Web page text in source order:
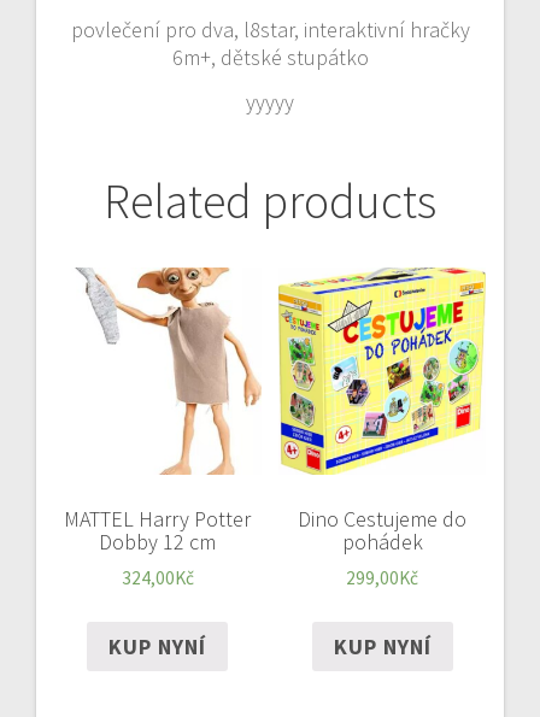
povlečení pro dva, l8star, interaktivní hračky
6m+, dětské stupátko
yyyyy
Related products
MATTEL Harry Potter
Dobby 12 cm
324,00Kč
KUP NYNÍ
Dino Cestujeme do
pohádek
299,00Kč
KUP NYNÍ